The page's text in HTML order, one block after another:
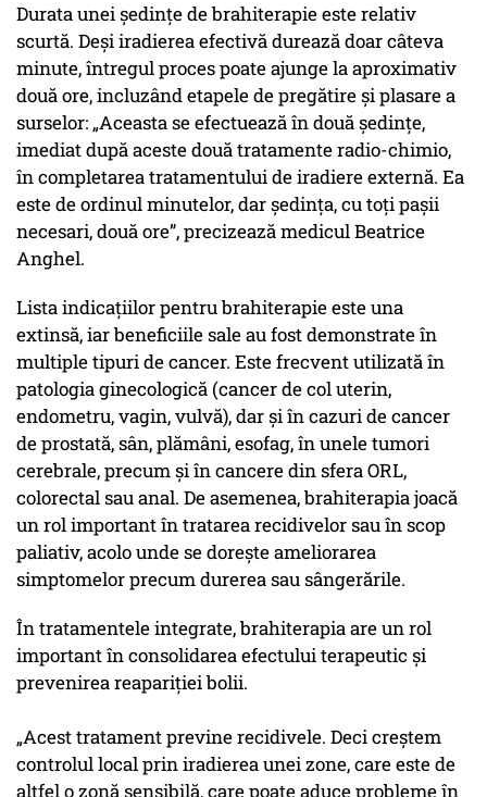
Durata unei ședințe de brahiterapie este relativ
scurtă. Deși iradierea efectivă durează doar câteva
minute, întregul proces poate ajunge la aproximativ
două ore, incluzând etapele de pregătire și plasare a
surselor: „Aceasta se efectuează în două ședințe,
imediat după aceste două tratamente radio-chimio,
în completarea tratamentului de iradiere externă. Ea
este de ordinul minutelor, dar ședința, cu toți pașii
necesari, două ore”, precizează medicul Beatrice
Anghel.
Lista indicațiilor pentru brahiterapie este una
extinsă, iar beneficiile sale au fost demonstrate în
multiple tipuri de cancer. Este frecvent utilizată în
patologia ginecologică (cancer de col uterin,
endometru, vagin, vulvă), dar și în cazuri de cancer
de prostată, sân, plămâni, esofag, în unele tumori
cerebrale, precum și în cancere din sfera ORL,
colorectal sau anal. De asemenea, brahiterapia joacă
un rol important în tratarea recidivelor sau în scop
paliativ, acolo unde se dorește ameliorarea
simptomelor precum durerea sau sângerările.
În tratamentele integrate, brahiterapia are un rol
important în consolidarea efectului terapeutic și
prevenirea reapariției bolii.
„Acest tratament previne recidivele. Deci creștem
controlul local prin iradierea unei zone, care este de
altfel o zonă sensibilă, care poate aduce probleme în